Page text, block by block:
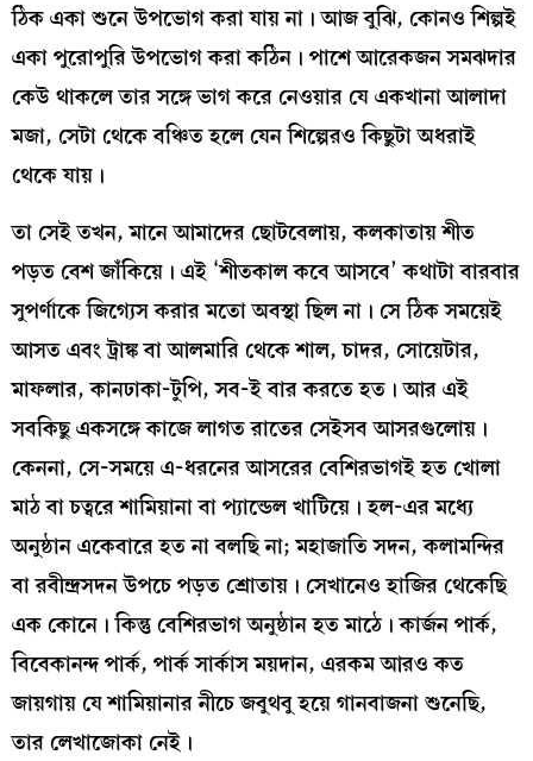
ঠিক একা শুনে উপভোগ করা যায় না। আজ বুঝি, কোনও শিল্পই
একা পুরোপুরি উপভোগ করা কঠিন। পাশে আরেকজন সমঝদার
কেউ থাকলে তার সঙ্গে ভাগ করে নেওয়ার যে একখানা আলাদা
মজা, সেটা থেকে বঞ্চিত হলে যেন শিল্পেরও কিছুটা অধরাই
থেকে যায়।
তা সেই তখন, মানে আমাদের ছোটবেলায়, কলকাতায় শীত
পড়ত বেশ জাঁকিয়ে। এই ‘শীতকাল কবে আসবে’ কথাটা বারবার
সুপর্ণাকে জিগ্যেস করার মতো অবস্থা ছিল না। সে ঠিক সময়েই
আসত এবং ট্রাঙ্ক বা আলমারি থেকে শাল, চাদর, সোয়েটার,
মাফলার, কানঢাকা-টুপি, সব-ই বার করতে হত। আর এই
সবকিছু একসঙ্গে কাজে লাগত রাতের সেইসব আসরগুলোয়।
কেননা, সে-সময়ে এ-ধরনের আসরের বেশিরভাগই হত খোলা
মাঠ বা চত্বরে শামিয়ানা বা প্যান্ডেল খাটিয়ে। হল-এর মধ্যে
অনুষ্ঠান একেবারে হত না বলছি না; মহাজাতি সদন, কলামন্দির
বা রবীন্দ্রসদন উপচে পড়ত শ্রোতায়। সেখানেও হাজির থেকেছি
এক কোনে। কিন্তু বেশিরভাগ অনুষ্ঠান হত মাঠে। কার্জন পার্ক,
বিবেকানন্দ পার্ক, পার্ক সার্কাস ময়দান, এরকম আরও কত
জায়গায় যে শামিয়ানার নীচে জবুথবু হয়ে গানবাজনা শুনেছি,
তার লেখাজোকা নেই।